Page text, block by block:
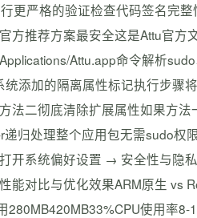
更严格的验证检查代码签名完
方推荐方案最安全这是Attu官
Attu.app命令解析
添加的隔离属性标记执行步骤
法二彻底清除扩展属性如果方
递归处理整个应用包无需sudo
开系统偏好设置 → 安全性与隐
能对比与优化效果ARM原生 vs
280MB420MB33%CPU使用率